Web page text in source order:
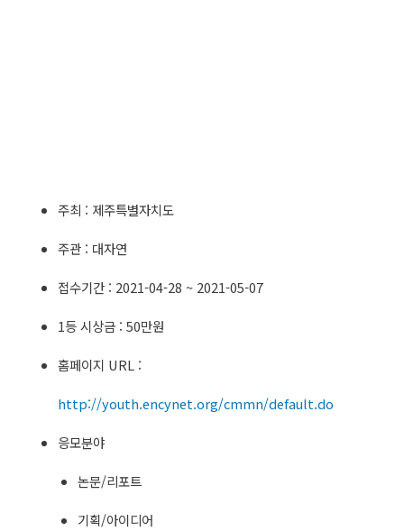
주최 : 제주특별자치도
주관 : 대자연
접수기간 : 2021-04-28 ~ 2021-05-07
1등 시상금 : 50만원
홈페이지 URL :
http://youth.encynet.org/cmmn/default.do
응모분야
논문/리포트
기획/아이디어